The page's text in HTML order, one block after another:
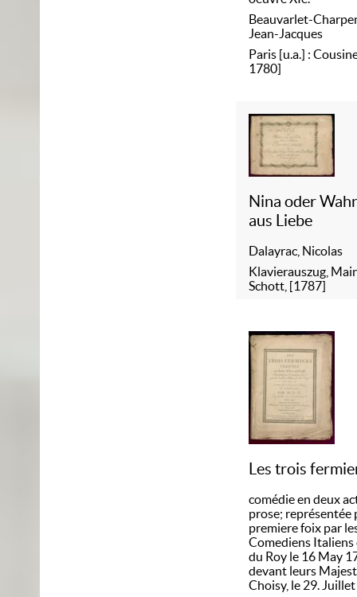
Beauvarlet-
Jean-Jacques
Paris [u.a.] :
1780]
Nina oder
aus Liebe
Dalayrac, Nicolas
Klavierauszug,
Schott, [1787]
Les trois
comédie en deux
prose; représentée
premiere foix par
Comediens Italiens
du Roy le 16 May
devant leurs
Choisy, le 29.